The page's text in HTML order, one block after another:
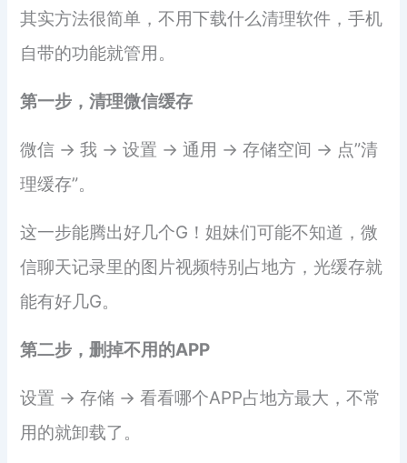
其实方法很简单，不用下载什么清理软件，手机
自带的功能就管用。
第一步，清理微信缓存
微信 → 我 → 设置 → 通用 → 存储空间 → 点”清
理缓存”。
这一步能腾出好几个G！姐妹们可能不知道，微
信聊天记录里的图片视频特别占地方，光缓存就
能有好几G。
第二步，删掉不用的APP
设置 → 存储 → 看看哪个APP占地方最大，不常
用的就卸载了。